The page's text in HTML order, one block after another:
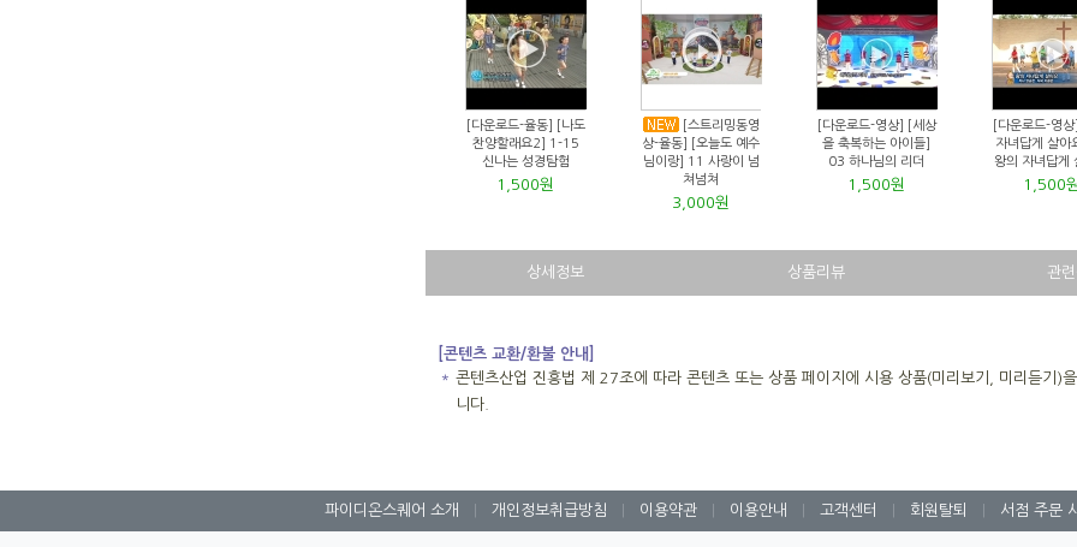
[다운로드-율동] [나도
찬양할래요2] 1-15
신나는 성경탐험
1,500원
[스트리밍동영
상-율동] [오늘도 예수
님이랑] 11 사랑이 넘
쳐넘쳐
3,000원
[다운로드-영상] [세상
을 축복하는 아이들]
03 하나님의 리더
1,500원
[다운로드-영
자녀답게 살
왕의 자녀답게
1,500
상세정보 상품리뷰 관
[콘텐츠 교환/환불 안내]
＊ 콘텐츠산업 진흥법 제 27조에 따라 콘텐츠 또는 상품 페이지에 시용 상품(미리보기, 미리듣기)
니다.
파이디온스퀘어 소개 개인정보취급방침 이용약관 이용안내 고객센터 회원탈퇴 서점 주문